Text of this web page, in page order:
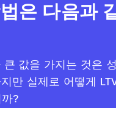
은 다음과
큰 값을 가지는 것은 성
만 실제로 어떻게
?